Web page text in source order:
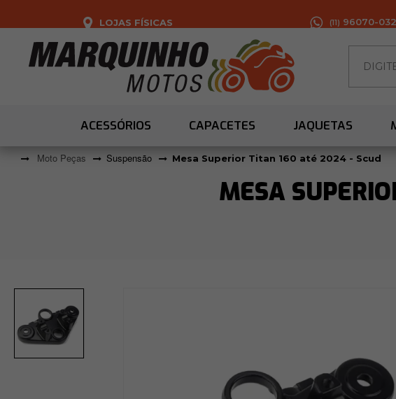
LOJAS FÍSICAS (11) 96070-
ACESSÓRIOS CAPACETES JAQUETAS
Moto Peças Suspensão Mesa Superior Titan 160 até 2024 - Scud
MESA